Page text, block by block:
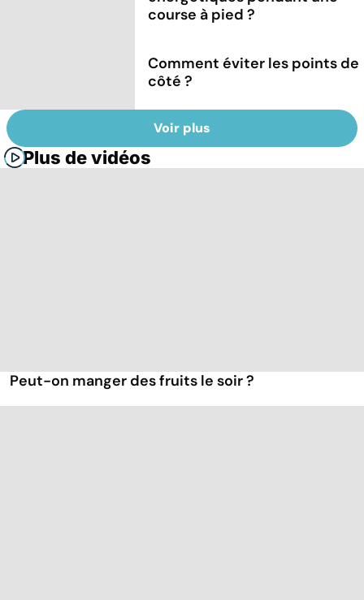
course à pied ?
Comment éviter les points de
côté ?
Voir plus
Plus de vidéos
Peut-on manger des fruits le soir ?